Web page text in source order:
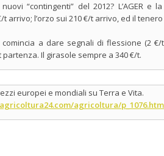
“contingenti” del 2012? L’AGER e
arrivo; l’orzo sui 210 €/t arrivo, ed il
a dare segnali di flessione (2
partenza. Il girasole sempre a 340 €/t.
europei e mondiali su Terra e Vita.
agricoltura/